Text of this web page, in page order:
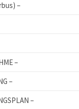
–
–
–
–